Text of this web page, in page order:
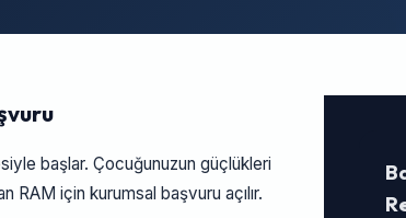
başlar. Çocuğunuzun güçlükleri
RAM için kurumsal başvuru açılır.